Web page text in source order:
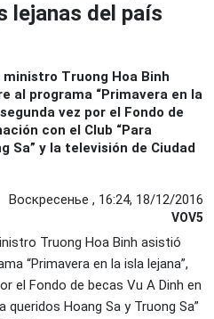
lejanas del país
Truong Hoa Binh
al programa “Primavera en la
vez por el Fondo de
con el Club “Para
Sa” y la televisión de Ciudad
Воскресенье , 16:24, 18/12/2016
VOV5
Truong Hoa Binh asistió
“Primavera en la isla lejana”,
el Fondo de becas Vu A Dinh en
queridos Hoang Sa y Truong Sa”